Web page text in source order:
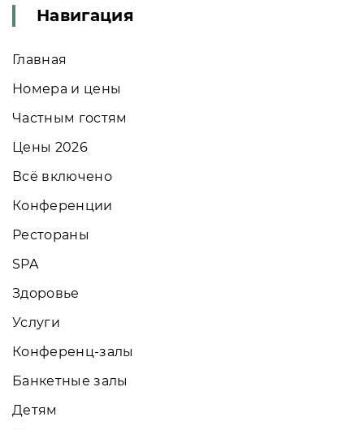
Навигация
Главная
Номера и цены
Частным гостям
Цены 2026
Всё включено
Конференции
Рестораны
SPA
Здоровье
Услуги
Конференц-залы
Банкетные залы
Детям